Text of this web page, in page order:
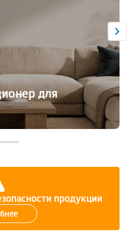
для
продукции